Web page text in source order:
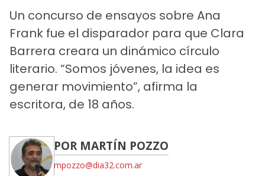
Un concurso de ensayos sobre Ana
Frank fue el disparador para que Clara
Barrera creara un dinámico círculo
literario. “Somos jóvenes, la idea es
generar movimiento”, afirma la
escritora, de 18 años.
POR MARTÍN POZZO
mpozzo@dia32.com.ar